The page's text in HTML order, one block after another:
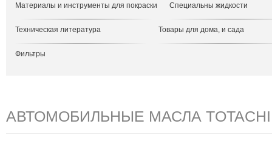
Материалы и инструменты для покраски Специальны жидкости
Техническая литература Товары для дома, и сада
Фильтры
АВТОМОБИЛЬНЫЕ МАСЛА TOTACHI